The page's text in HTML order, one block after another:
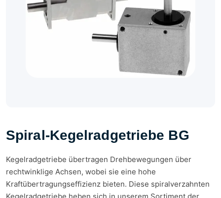
Spiral-Kegelradgetriebe BG
Kegelradgetriebe übertragen Drehbewegungen über
rechtwinklige Achsen, wobei sie eine hohe
Kraftübertragungseffizienz bieten. Diese spiralverzahnten